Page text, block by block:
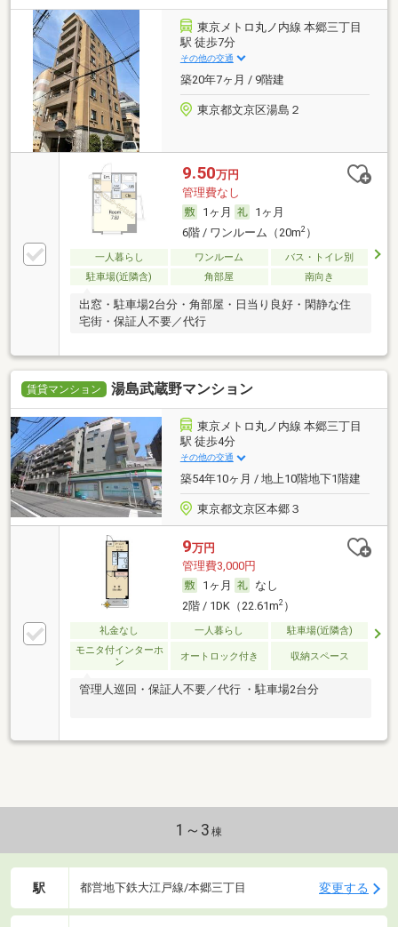
東京メトロ丸ノ内線 本郷三丁目
駅 徒歩7分
その他の交通
築20年7ヶ月 / 9階建
東京都文京区湯島２
9.50万円
管理費なし
1ヶ月
1ヶ月
6階 / ワンルーム（20m2）
一人暮らし ワンルーム
バス・トイレ別
駐車場(近隣含)
角部屋 南向き
出窓・駐車場2台分・角部屋・日当り良好・閑静な住
宅街・保証人不要／代行
賃貸マンション 湯島武蔵野マンション
東京メトロ丸ノ内線 本郷三丁目
駅 徒歩4分
その他の交通
築54年10ヶ月 / 地上10階地下1階建
東京都文京区本郷３
9万円
管理費3,000円
1ヶ月
なし
2階 / 1DK（22.61m2）
礼金なし 一人暮らし
駐車場(近隣含)
モニタ付インターホ
ン
オートロック付き 収納スペース
管理人巡回・保証人不要／代行 ・駐車場2台分
1～3 棟
駅 都営地下鉄大江戸線/本郷三丁目 変更する